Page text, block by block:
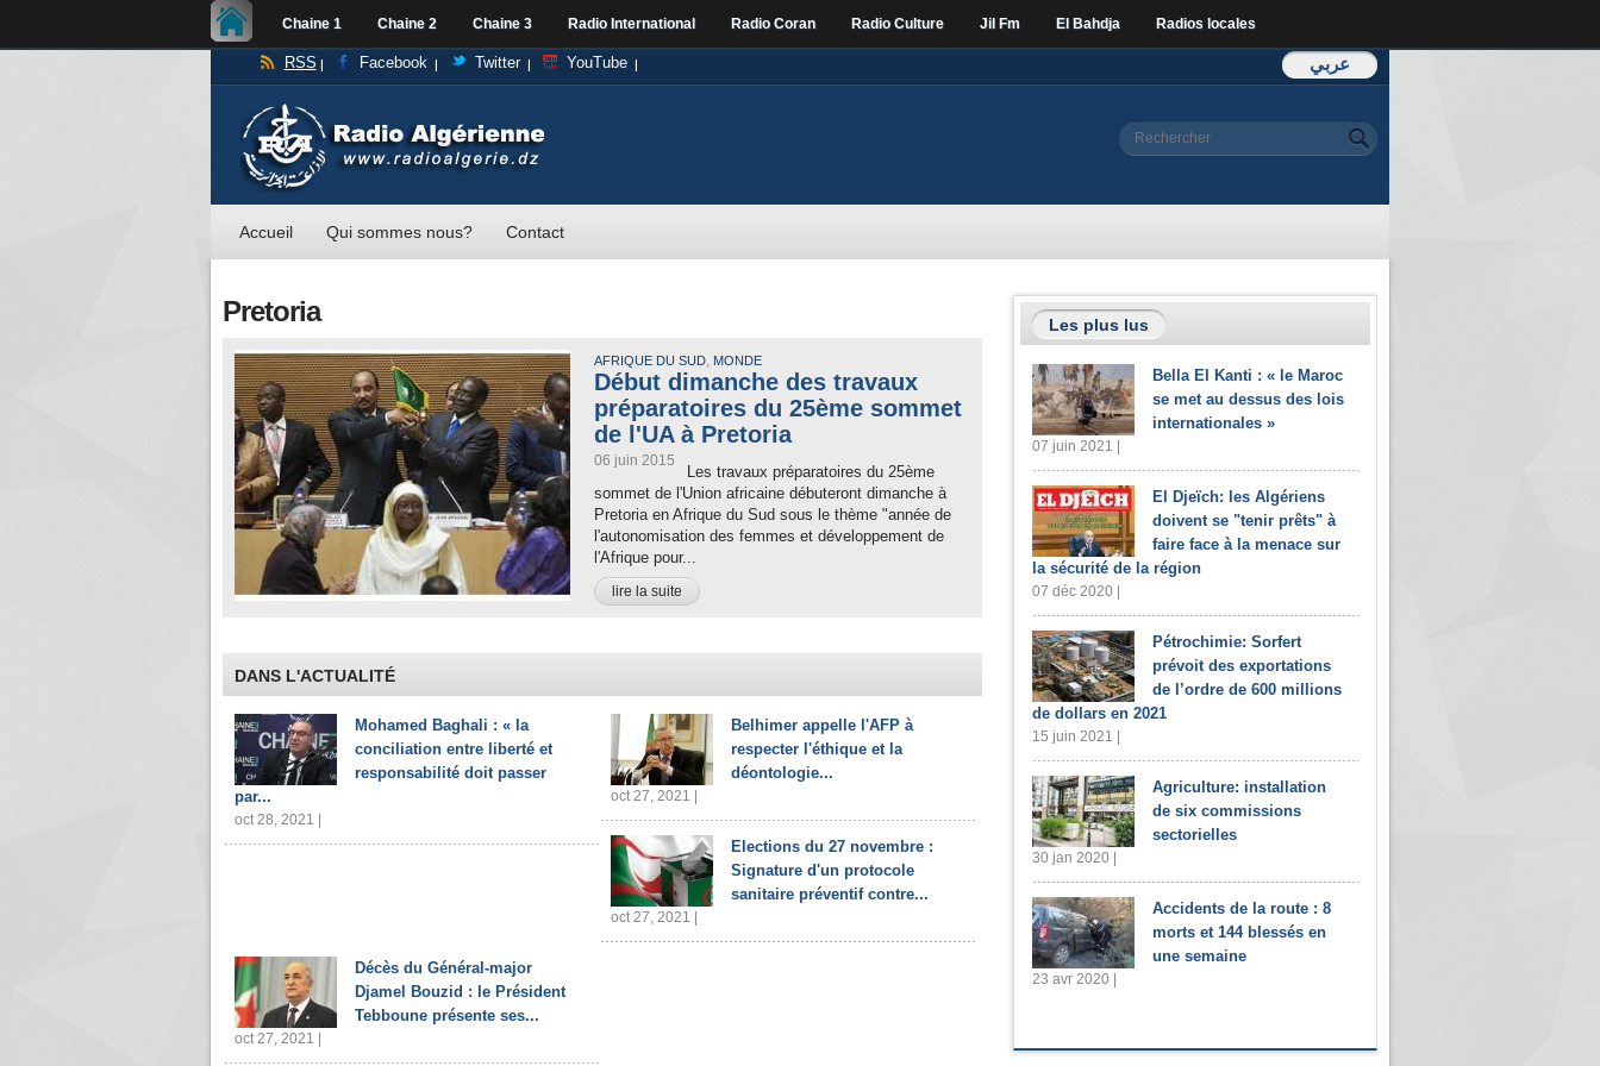
Chaine 1 Chaine 2 Chaine 3 Radio International Radio Coran Radio Culture Jil Fm El Bahdja Radios locales
عربي RSS Facebook Twitter YouTube
Formulaire de
Rechercher
Accueil Qui sommes nous? Contact
Pretoria
AFRIQUE DU SUD, MONDE
Début dimanche des travaux
préparatoires du 25ème sommet
de l'UA à Pretoria
06 juin 2015
Les travaux préparatoires du 25ème
sommet de l'Union africaine débuteront dimanche à
Pretoria en Afrique du Sud sous le thème "année de
l'autonomisation des femmes et développement de
l'Afrique pour...
lire la suite
DANS L'ACTUALITÉ
Mohamed Baghali : « la
conciliation entre liberté et
responsabilité doit passer
par...
oct 28, 2021 |
Belhimer appelle l'AFP à
respecter l'éthique et la
déontologie...
oct 27, 2021 |
Elections du 27 novembre :
Signature d'un protocole
sanitaire préventif contre...
oct 27, 2021 |
Décès du Général-major
Djamel Bouzid : le Président
Tebboune présente ses...
oct 27, 2021 |
Les plus lus
Bella El Kanti : « le Maroc
se met au dessus des lois
internationales »
07 juin 2021 |
El Djeïch: les Algériens
doivent se "tenir prêts" à
faire face à la menace sur
la sécurité de la région
07 déc 2020 |
Pétrochimie: Sorfert
prévoit des exportations
de l’ordre de 600 millions
de dollars en 2021
15 juin 2021 |
Agriculture: installation
de six commissions
sectorielles
30 jan 2020 |
Accidents de la route : 8
morts et 144 blessés en
une semaine
23 avr 2020 |